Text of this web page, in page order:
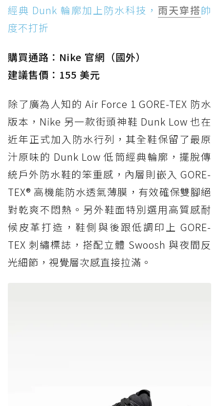
經典 Dunk 輪廓加上防水科技， 雨天穿搭帥
度不打折
購買通路：Nike 官網（國外）
建議售價：155 美元
除了廣為人知的 Air Force 1 GORE-TEX 防水
版本，Nike 另一款街頭神鞋 Dunk Low 也在
近年正式加入防水行列，其全鞋保留了最原
汁原味的 Dunk Low 低筒經典輪廓，擺脫傳
統戶外防水鞋的笨重感，內層則嵌入 GORE-
TEX® 高機能防水透氣薄膜，有效確保雙腳絕
對乾爽不悶熱。另外鞋面特別選用高質感耐
候皮革打造，鞋側與後跟低調印上 GORE-
TEX 刺繡標誌，搭配立體 Swoosh 與夜間反
光細節，視覺層次感直接拉滿。